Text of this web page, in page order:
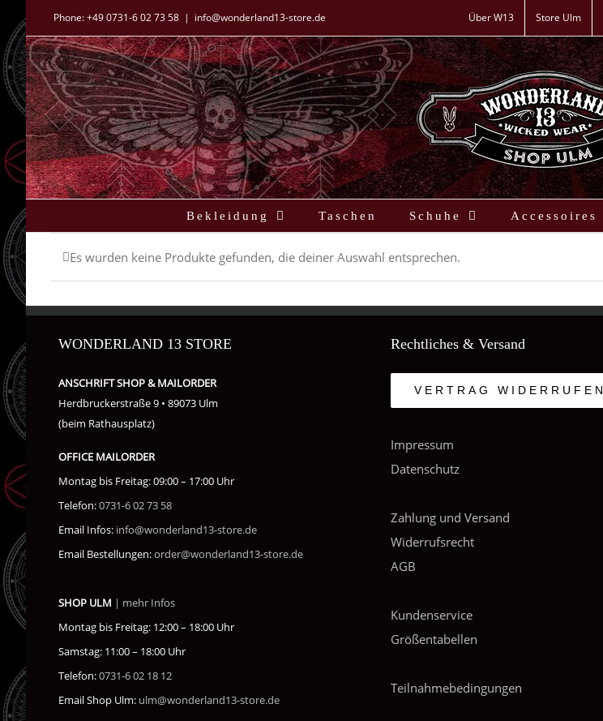
Inhalt
springen
Phone:+49 0731-6 02 73 58 | info@wonderland13-store.de Über W13 Store Ulm
Bekleidung Taschen Schuhe Accessoires
Es wurden keine Produkte gefunden, die deiner Auswahl entsprechen.
WONDERLAND 13 STORE
ANSCHRIFT SHOP & MAILORDER
Herdbruckerstraße 9 • 89073 Ulm
(beim Rathausplatz)
OFFICE MAILORDER
Montag bis Freitag: 09:00 – 17:00 Uhr
Telefon:0731-6 02 73 58
Email Infos: info@wonderland13-store.de
Email Bestellungen:order@wonderland13-store.de
SHOP ULM | mehr Infos
Montag bis Freitag: 12:00 – 18:00 Uhr
Samstag: 11:00 – 18:00 Uhr
Telefon:0731-6 02 18 12
Email Shop Ulm: ulm@wonderland13-store.de
Rechtliches & Versand
VERTRAG WIDERRUFEN
Impressum
Datenschutz
Zahlung und Versand
Widerrufsrecht
AGB
Kundenservice
Größentabellen
Teilnahmebedingungen